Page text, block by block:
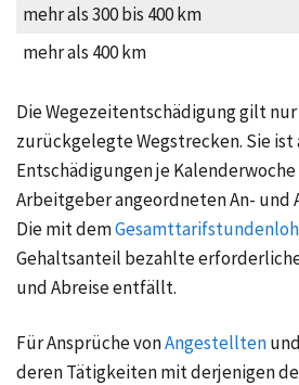
mehr als300 bis 400 km
mehr als 400 km
Die Wegezeitentschädigung gilt
zurückgelegte Wegstrecken. Sie ist
Entschädigungen je
Arbeitgeber angeordneten An- und
Die mit dem
Gehaltsanteil bezahlte
und Abreise entfällt.
Für Ansprüche vonAngestelltenund
deren Tätigkeiten mit derjenigen